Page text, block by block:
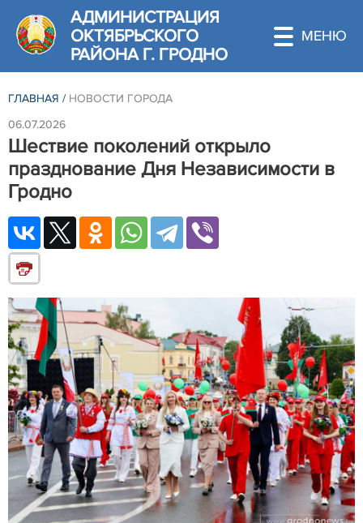
АДМИНИСТРАЦИЯ
ОКТЯБРЬСКОГО
РАЙОНА Г. ГРОДНО
ГЛАВНАЯ / НОВОСТИ ГОРОДА
06.07.2026
Шествие поколений открыло
празднование Дня Независимости в
Гродно